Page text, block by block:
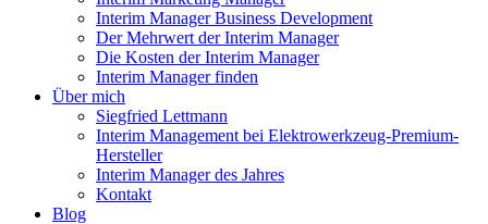
Interim Manager Business Development
Der Mehrwert der Interim Manager
Die Kosten der Interim Manager
Interim Manager finden
Über mich
Siegfried Lettmann
Interim Management bei Elektrowerkzeug-Premium-
Hersteller
Interim Manager des Jahres
Kontakt
Blog